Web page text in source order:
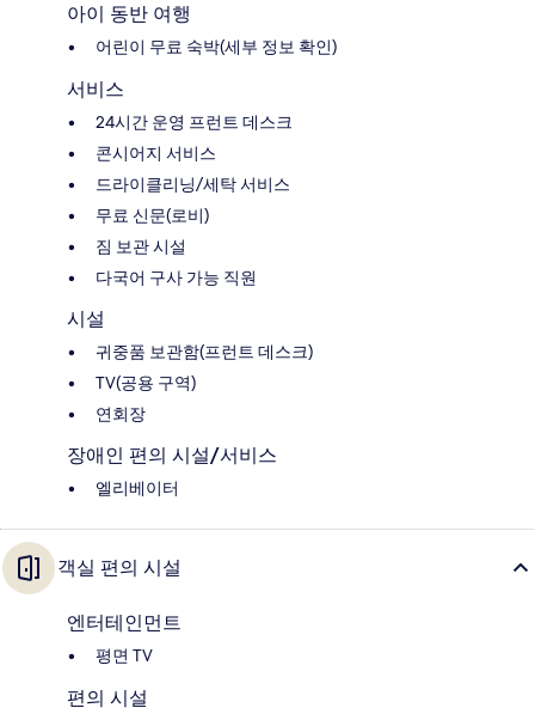
아이 동반 여행
어린이 무료 숙박(세부 정보 확인)
서비스
24시간 운영 프런트 데스크
콘시어지 서비스
드라이클리닝/세탁 서비스
무료 신문(로비)
짐 보관 시설
다국어 구사 가능 직원
시설
귀중품 보관함(프런트 데스크)
TV(공용 구역)
연회장
장애인 편의 시설/서비스
엘리베이터
객실 편의 시설
엔터테인먼트
평면 TV
편의 시설